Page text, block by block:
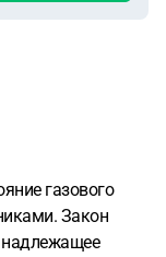
газового
Закон
надлежащее